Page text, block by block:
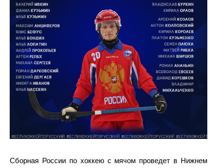
Сборная России по хоккею с мячом проведет в Нижнем